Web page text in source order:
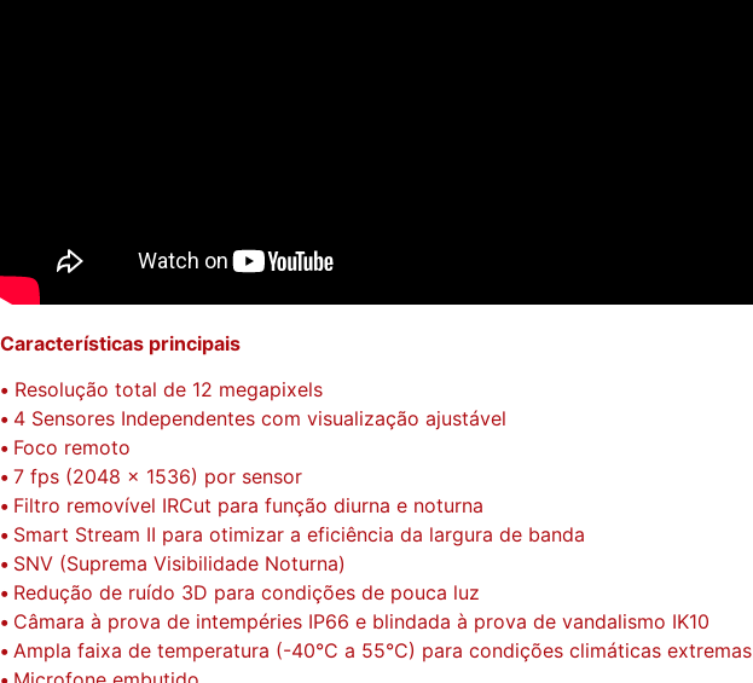
Características principais
• Resolução total de 12 megapixels
• 4 Sensores Independentes com visualização ajustável
• Foco remoto
• 7 fps (2048 x 1536) por sensor
• Filtro removível IRCut para função diurna e noturna
• Smart Stream II para otimizar a eficiência da largura de banda
• SNV (Suprema Visibilidade Noturna)
• Redução de ruído 3D para condições de pouca luz
• Câmara à prova de intempéries IP66 e blindada à prova de vandalismo IK10
• Ampla faixa de temperatura (-40°C a 55°C) para condições climáticas extremas